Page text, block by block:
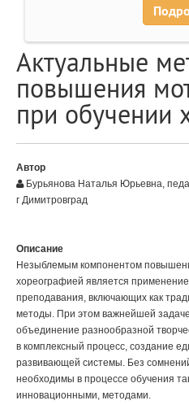
Актуальные
повышения
при обучении
Автор
Бурьянова Наталья Юрьевна,
г Димитровград
Описание
Незыблемым компонентом
хореографией является
преподавания, включающих как
методы. При этом важнейшей
объединение разнообразной
в комплексный процесс, создание
развивающей системы. Без
необходимы в процессе обучения
инновационными, методами.